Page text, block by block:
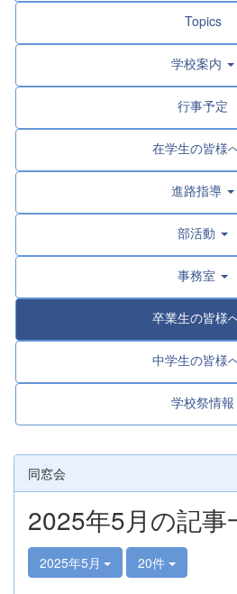
Topics
学校案内
行事予定
在学生の皆様
進路指導
部活動
事務室
卒業生の皆様
中学生の皆様
学校祭情報
同窓会
2025年5月の記事
2025年5月 20件